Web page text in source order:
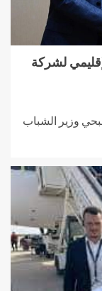
لشركة
وزير الشباب